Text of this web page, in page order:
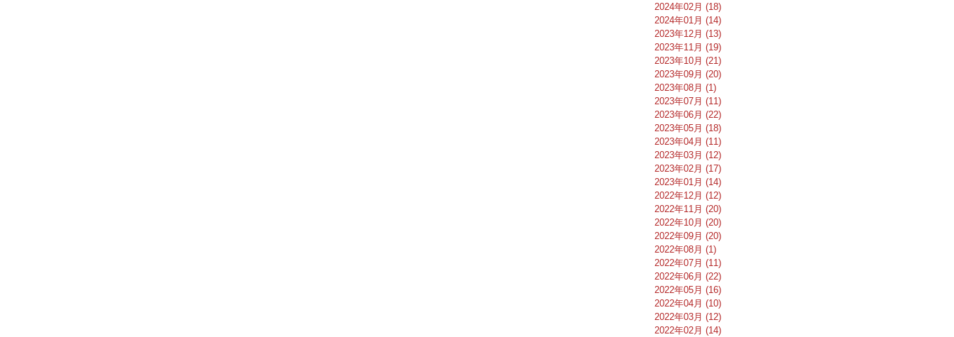
2024年02月 (18)
2024年01月 (14)
2023年12月 (13)
2023年11月 (19)
2023年10月 (21)
2023年09月 (20)
2023年08月 (1)
2023年07月 (11)
2023年06月 (22)
2023年05月 (18)
2023年04月 (11)
2023年03月 (12)
2023年02月 (17)
2023年01月 (14)
2022年12月 (12)
2022年11月 (20)
2022年10月 (20)
2022年09月 (20)
2022年08月 (1)
2022年07月 (11)
2022年06月 (22)
2022年05月 (16)
2022年04月 (10)
2022年03月 (12)
2022年02月 (14)